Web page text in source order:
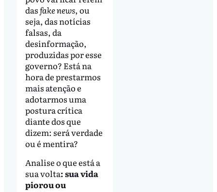
dasfake news, ou
seja, das notícias
falsas, da
desinformação,
produzidas por esse
governo? Está na
hora de prestarmos
mais atenção e
adotarmos uma
postura crítica
diante dos que
dizem: será verdade
ou é mentira?
Analise o que está a
sua volta: sua vida
piorou ou